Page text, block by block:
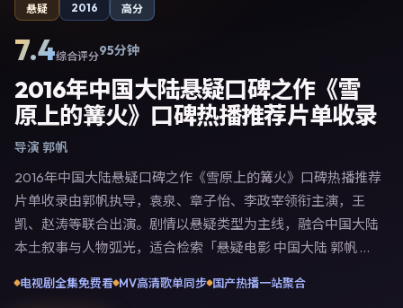
悬疑 2016 高分
7.4综合评分95分钟
2016年中国大陆悬疑口碑之作《雪
原上的篝火》口碑热播推荐片单收录
导演 郭帆
2016年中国大陆悬疑口碑之作《雪原上的篝火》口碑热播推荐
片单收录由郭帆执导，袁泉、章子怡、李政宰领衔主演，王
凯、赵涛等联合出演。剧情以悬疑类型为主线，融合中国大陆
本土叙事与人物弧光，适合检索「悬疑电影 中国大陆 郭帆 袁
映，随后登陆流媒体与电视端。影片在节奏、摄影与配乐上强
电视剧全集免费看 MV高清歌单同步 国产热播一站聚合